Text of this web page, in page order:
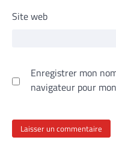
Site web
Enregistrer mon
navigateur pour